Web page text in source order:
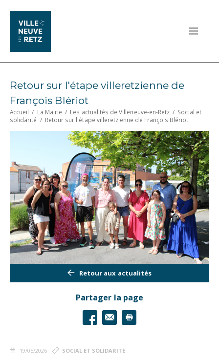
Retour sur l'étape villeretzienne de
François Blériot
Accueil / La Mairie / Les actualités de Villeneuve-en-Retz / Social et
solidarité / Retour sur l'étape villeretzienne de François Blériot
19/05/2026 SOCIAL ET SOLIDARITÉ
Retour aux actualités
Partager la page